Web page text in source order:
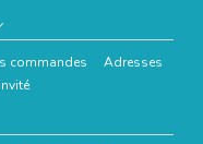
commandes
Adresses